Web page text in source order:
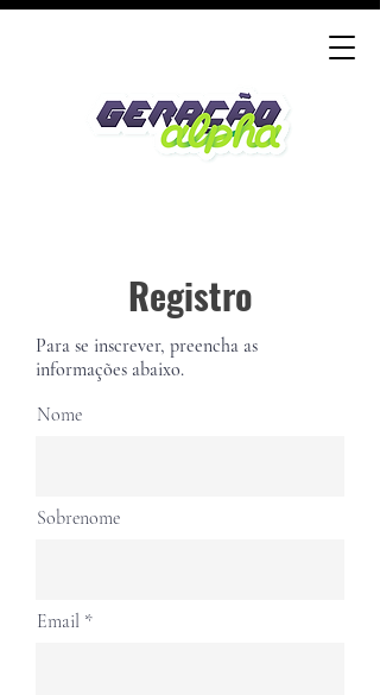
Registro
Para se inscrever, preencha as
informações abaixo.
Nome
Sobrenome
Email